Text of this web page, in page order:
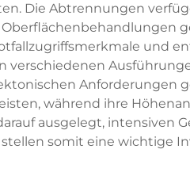
Die Abtrennungen
und
verschiedenen
Anforderungen
während ihre
ausgelegt, intensiven
somit eine wichtige